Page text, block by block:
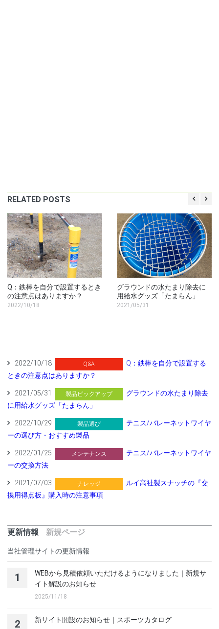
RELATED POSTS
Q：鉄棒を自分で設置するとき
の注意点はありますか？
2022/10/18
グラウンドの水たまり除去に
用給水グッズ「たまらん」
2021/05/31
2022/10/18 Q&A
Q：鉄棒を自分で設置する
ときの注意点はありますか？
2021/05/31 製品ピックアップ
グラウンドの水たまり除去
に用給水グッズ「たまらん」
2022/10/29 製品選び
テニス/バレーネットワイヤ
ーの選び方・おすすめ製品
2022/01/25 メンテナンス
テニス/バレーネットワイヤ
ーの交換方法
2021/07/03 ナレッジ
ルイ高社製スナッチの『交
換用得点板』購入時の注意事項
更新情報 新規ページ
当社管理サイトの更新情報
1
WEBから見積依頼いただけるようになりました｜新規サ
イト解説のお知らせ
2025/11/18
2 新サイト開設のお知らせ｜スポーツカタログ